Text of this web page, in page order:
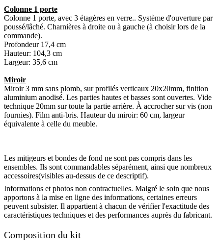
Colonne 1 porte
Colonne 1 porte, avec 3 étagères en verre.. Système d'ouverture par
poussé/lâché. Charnières à droite ou à gauche (à choisir lors de la
commande).
Profondeur 17,4 cm
Hauteur: 104,3 cm
Largeur: 35,6 cm
Miroir
Miroir 3 mm sans plomb, sur profilés verticaux 20x20mm, finition
aluminium anodisé. Les parties hautes et basses sont ouvertes. Vide
technique 20mm sur toute la partie arrière. À accrocher sur vis (non
fournies). Film anti-bris. Hauteur du miroir: 60 cm, largeur
équivalente à celle du meuble.
Les mitigeurs et bondes de fond ne sont pas compris dans les
ensembles. Ils sont commandables séparément, ainsi que nombreux
accessoires(visibles au-dessus de ce descriptif).
Informations et photos non contractuelles. Malgré le soin que nous
apportons à la mise en ligne des informations, certaines erreurs
peuvent subsister. Il appartient à chacun de vérifier l'exactitude des
caractéristiques techniques et des performances auprès du fabricant.
Composition du kit